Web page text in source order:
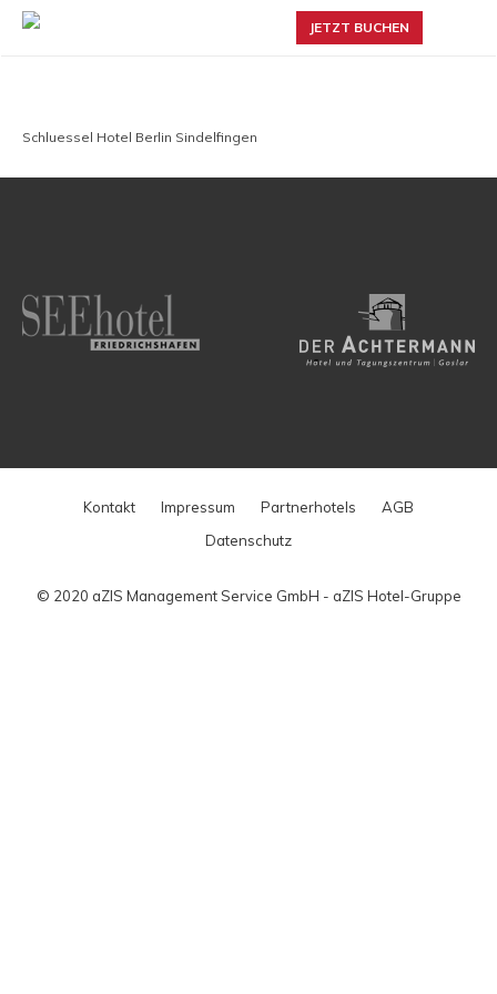
JETZT BUCHEN
Schluessel Hotel Berlin Sindelfingen
Kontakt Impressum Partnerhotels
AGB
Datenschutz
© 2020 aZIS Management Service GmbH - aZIS Hotel-Gruppe